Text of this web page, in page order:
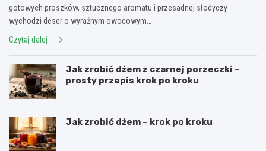
gotowych proszków, sztucznego aromatu i przesadnej słodyczy
wychodzi deser o wyraźnym owocowym…
Czytaj dalej
Jak zrobić dżem z czarnej porzeczki –
prosty przepis krok po kroku
Jak zrobić dżem – krok po kroku